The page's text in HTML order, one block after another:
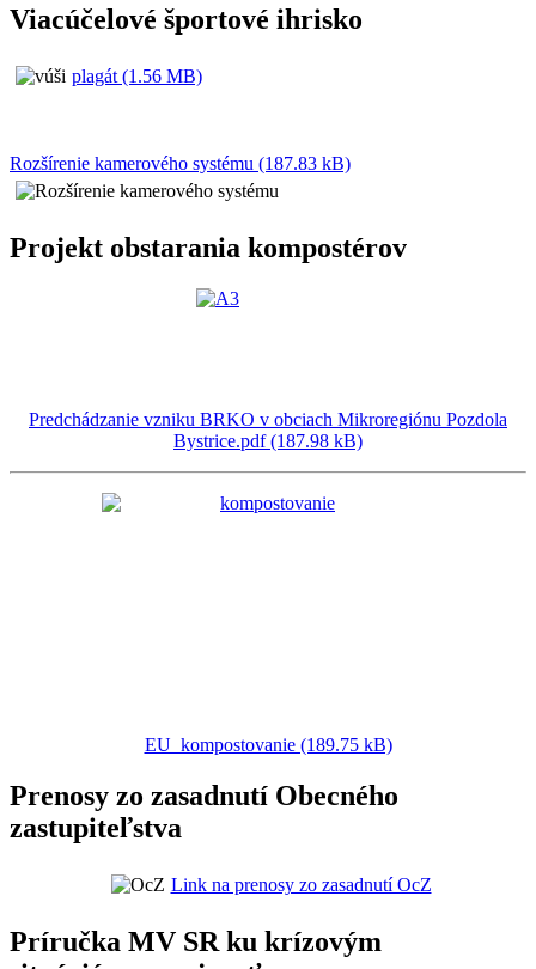
Viacúčelové športové ihrisko
plagát (1.56 MB)
Rozšírenie kamerového systému (187.83 kB)
Projekt obstarania kompostérov
Predchádzanie vzniku BRKO v obciach Mikroregiónu Pozdola
Bystrice.pdf (187.98 kB)
EU_kompostovanie (189.75 kB)
Prenosy zo zasadnutí Obecného
zastupiteľstva
Link na prenosy zo zasadnutí OcZ
Príručka MV SR ku krízovým